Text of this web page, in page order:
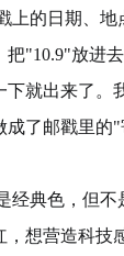
上的日期、地
"10.9"放进
下就出来了。
成了邮戳里的
经典色，但不
想营造科技